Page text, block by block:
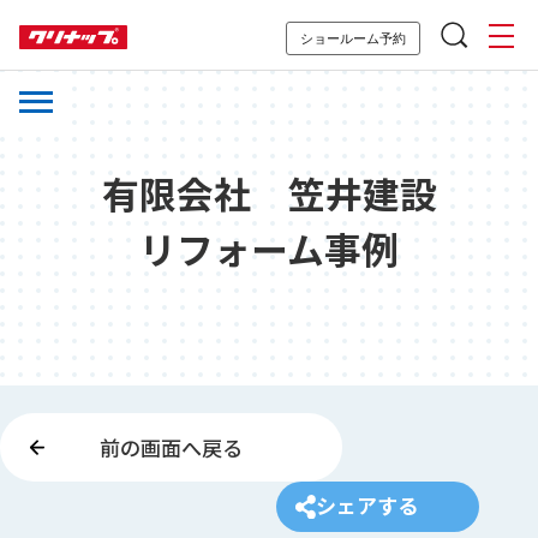
ショールーム予約
有限会社 笠井建設
リフォーム事例
前の画面へ戻る
シェアする